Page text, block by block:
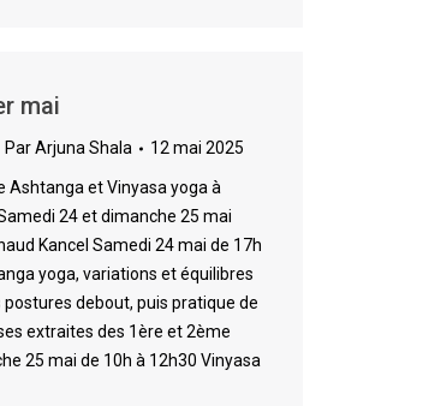
mai
ParArjuna Shala 12 mai 2025
Ashtanga et Vinyasa yoga à
24 et dimanche 25 mai
Kancel Samedi 24 mai de 17h
yoga, variations et équilibres
postures debout, puis pratique de
extraites des 1ère et 2ème
25 mai de 10h à 12h30 Vinyasa